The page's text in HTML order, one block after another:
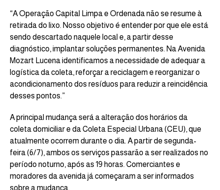
“A Operação Capital Limpa e Ordenada não se resume à
retirada do lixo. Nosso objetivo é entender por que ele está
sendo descartado naquele local e, a partir desse
diagnóstico, implantar soluções permanentes. Na Avenida
Mozart Lucena identificamos a necessidade de adequar a
logística da coleta, reforçar a reciclagem e reorganizar o
acondicionamento dos resíduos para reduzir a reincidência
desses pontos.”
A principal mudança será a alteração dos horários da
coleta domiciliar e da Coleta Especial Urbana (CEU), que
atualmente ocorrem durante o dia. A partir de segunda-
feira (6/7), ambos os serviços passarão a ser realizados no
período noturno, após as 19 horas. Comerciantes e
moradores da avenida já começaram a ser informados
sobre a mudança.